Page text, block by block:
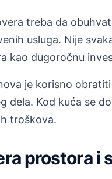
treba da
usluga. Nije
kao dugoročnu
je korisno
dela. Kod kuća se
troškova.
prostora i